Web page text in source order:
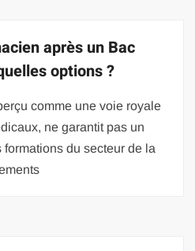
après un Bac
options ?
comme une voie royale
ne garantit pas un
du secteur de la